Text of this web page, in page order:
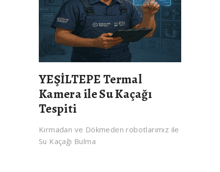
YEŞİLTEPE Termal
Kamera ile Su Kaçağı
Tespiti
Kırmadan ve Dökmeden robotlarımız ile
Su Kaçağı Bulma